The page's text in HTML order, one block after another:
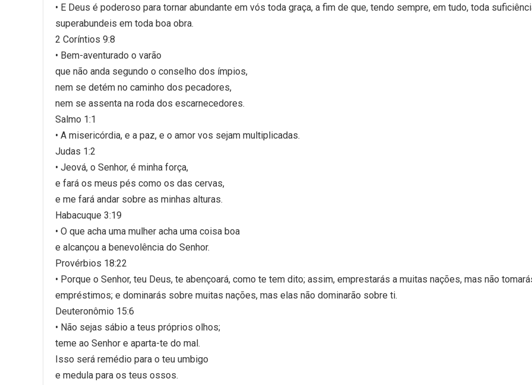
• E Deus é poderoso para tornar abundante em vós toda graça, a fim de que, tendo sempre, em tudo, toda
superabundeis em toda boa obra.
2 Coríntios 9:8
• Bem-aventurado o varão
que não anda segundo o conselho dos ímpios,
nem se detém no caminho dos pecadores,
nem se assenta na roda dos escarnecedores.
Salmo 1:1
• A misericórdia, e a paz, e o amor vos sejam multiplicadas.
Judas 1:2
• Jeová, o Senhor, é minha força,
e fará os meus pés como os das cervas,
e me fará andar sobre as minhas alturas.
Habacuque 3:19
• O que acha uma mulher acha uma coisa boa
e alcançou a benevolência do Senhor.
Provérbios 18:22
• Porque o Senhor, teu Deus, te abençoará, como te tem dito; assim, emprestarás a muitas nações, mas não
empréstimos; e dominarás sobre muitas nações, mas elas não dominarão sobre ti.
Deuteronômio 15:6
• Não sejas sábio a teus próprios olhos;
teme ao Senhor e aparta-te do mal.
Isso será remédio para o teu umbigo
e medula para os teus ossos.